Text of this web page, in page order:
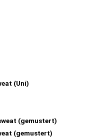
(Uni)
(gemustert)
(gemustert)